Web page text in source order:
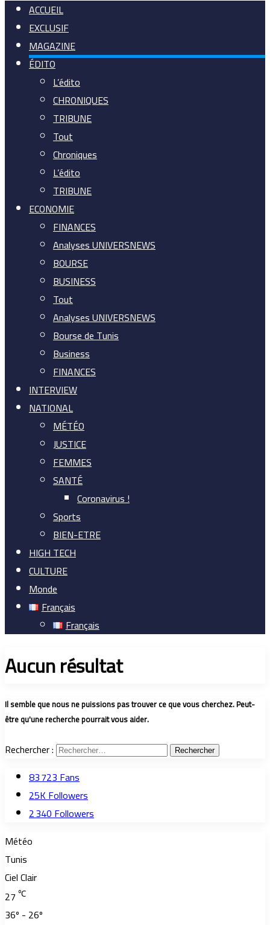
ACCUEIL
EXCLUSIF
MAGAZINE
ÉDITO
L’édito
CHRONIQUES
TRIBUNE
Tout
Chroniques
L’édito
TRIBUNE
ECONOMIE
FINANCES
Analyses UNIVERSNEWS
BOURSE
BUSINESS
Tout
Analyses UNIVERSNEWS
Bourse de Tunis
Business
FINANCES
INTERVIEW
NATIONAL
MÉTÉO
JUSTICE
FEMMES
SANTÉ
Coronavirus !
Sports
BIEN-ETRE
HIGH TECH
CULTURE
Monde
Français
Français
Aucun résultat
Il semble que nous ne puissions pas trouver ce que vous cherchez. Peut-
être qu'une recherche pourrait vous aider.
Rechercher :
83 723Fans
25KFollowers
2 340Followers
Météo
Tunis
Ciel Clair
27 ℃
36º - 26º